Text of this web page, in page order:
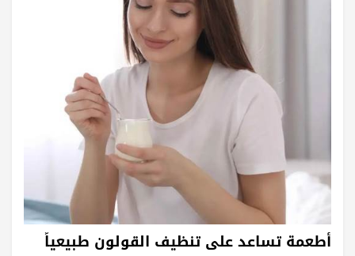
أطعمة تساعد على تنظيف القولون طبيعياً